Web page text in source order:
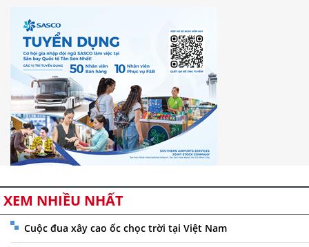
XEM NHIỀU NHẤT
Cuộc đua xây cao ốc chọc trời tại Việt Nam